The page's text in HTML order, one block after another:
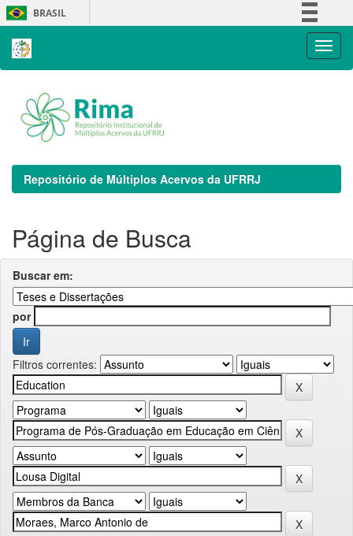
Skip
navigation
BRASIL
Repositório de Múltiplos Acervos da UFRRJ
Página de Busca
Buscar em:
por
Filtros correntes: